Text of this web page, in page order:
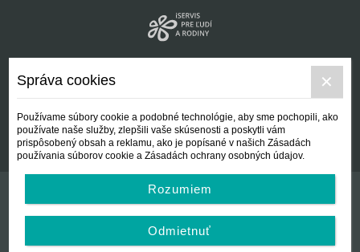
Kontakt
Všeobecné podmienky
Správa cookies
Používame súbory cookie a podobné technológie, aby sme pochopili, ako
používate naše služby, zlepšili vaše skúsenosti a poskytli vám
prispôsobený obsah a reklamu, ako je popísané v našich Zásadách
používania súborov cookie a Zásadách ochrany osobných údajov.
Rozumiem
Odmietnuť